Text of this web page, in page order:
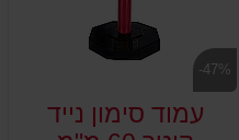
-47%
עמוד סימון נייד